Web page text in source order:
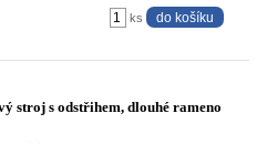
ks
stroj s odstřihem, dlouhé rameno